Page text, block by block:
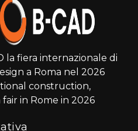
la fiera internazionale di
a Roma nel 2026
construction,
in Rome in 2026